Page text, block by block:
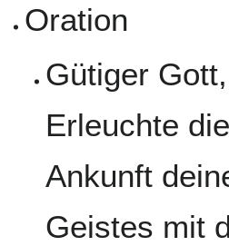
Oration
Gütiger
Erleuchte
Ankunft
Geistes mit